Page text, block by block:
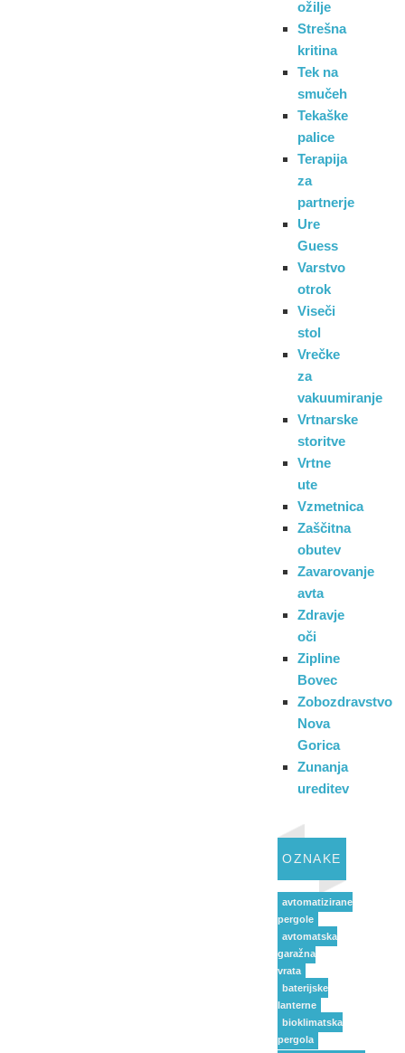
ožilje
Strešna
kritina
Tek na
smučeh
Tekaške
palice
Terapija
za
partnerje
Ure
Guess
Varstvo
otrok
Viseči
stol
Vrečke
za
vakuumiranje
Vrtnarske
storitve
Vrtne
ute
Vzmetnica
Zaščitna
obutev
Zavarovanje
avta
Zdravje
oči
Zipline
Bovec
Zobozdravstvo
Nova
Gorica
Zunanja
ureditev
OZNAKE
avtomatizirane
pergole
avtomatska
garažna
vrata
baterijske
lanterne
bioklimatska
pergola